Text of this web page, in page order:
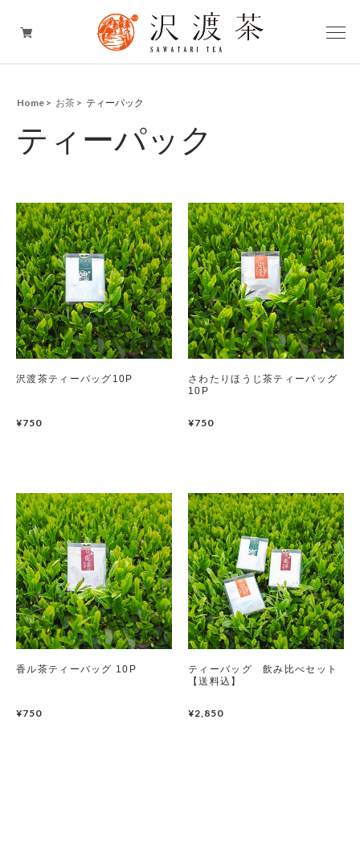
お茶
お茶のスイーツ
お茶のギフト
期間限定商品
Home お茶 ティーパック
ティーパック
沢渡茶ティーバッグ10P
¥750
さわたりほうじ茶ティーバッグ
10P
¥750
香ル茶ティーバッグ 10P
¥750
ティーバッグ 飲み比べセット
【送料込】
¥2,850